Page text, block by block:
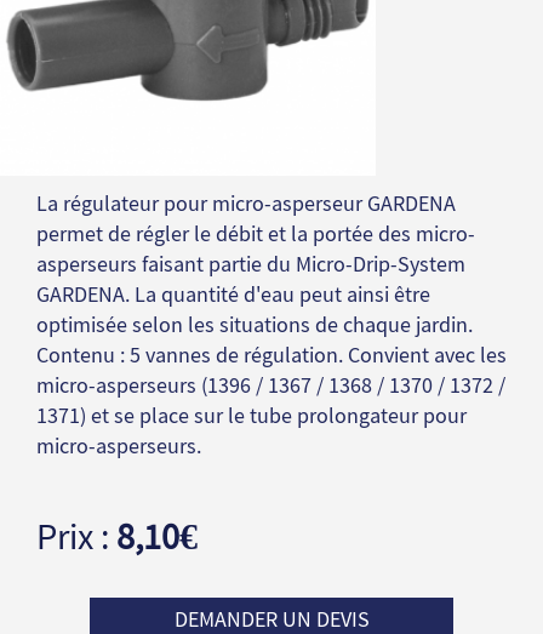
La régulateur pour micro-asperseur GARDENA
permet de régler le débit et la portée des micro-
asperseurs faisant partie du Micro-Drip-System
GARDENA. La quantité d'eau peut ainsi être
optimisée selon les situations de chaque jardin.
Contenu : 5 vannes de régulation. Convient avec les
micro-asperseurs (1396 / 1367 / 1368 / 1370 / 1372 /
1371) et se place sur le tube prolongateur pour
micro-asperseurs.
Prix : 8,10€
DEMANDER UN DEVIS